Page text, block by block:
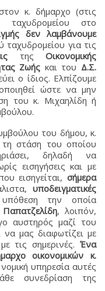
κ. δήμαρχο (στις
ταχυδρομείου στο
δεν λαμβάνουμε
ταχυδρομείου για τις
τηςΟικονομικής
Ζωής και του Δ.Σ.
ο ίδιος. Ελπίζουμε
ώστε να μην
του κ. Μιχαηλίδη ή
του δήμου, κ.
στάση του οποίου
δηλαδή να
εισηγήσεις και με
εισηγείται, σήμερα
υποδειγματικές
την οποία
, λοιπόν,
αυστηρός μαζί του
να μας διαφωτίζει με
τις σημερινές. Ένα
οικονομικών κ.
υπηρεσία αυτές
συνεδρίαση της